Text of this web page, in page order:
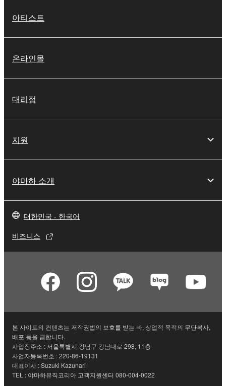
아티스트
온라인몰
대리점
지원
야마하 소개
대한민국 - 한국어
비즈니스
본 사이트의 컨텐츠는 저작권법의 보호를 받는 바, 상업적 목적의 무단복사,
배포 등을 금합니다.
사업장주소 : 서울특별시 강남구 강남대로 298, 11층
사업자등록번호 : 220-86-19131
대표이사 : Suzuki Kazunari
TEL : 야마하뮤직코리아 고객지원센터 080-004-0022